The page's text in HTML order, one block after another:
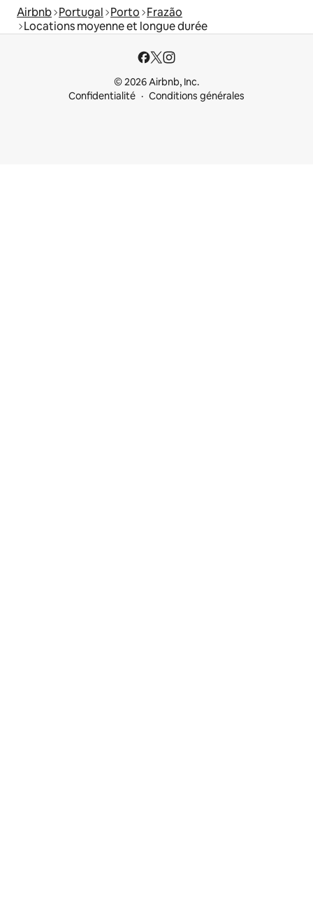
Airbnb Portugal Porto Frazão
Locations moyenne et longue durée
© 2026 Airbnb, Inc.
Confidentialité
Conditions générales